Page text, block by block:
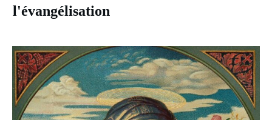
l'évangélisation